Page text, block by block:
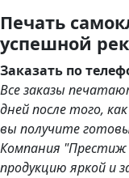
Печать
успешной
Заказать по
Все заказы
дней после того,
вы получите
Компания
продукцию яркой и